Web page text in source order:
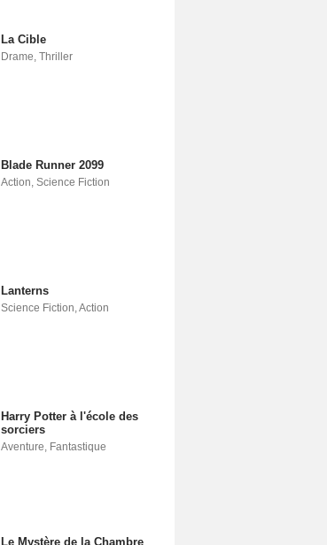
La Cible
Drame Thriller
Blade Runner 2099
Action Science Fiction
Lanterns
Science Fiction Action
Harry Potter à l'école des
sorciers
Aventure Fantastique
Le Mystère de la Chambre